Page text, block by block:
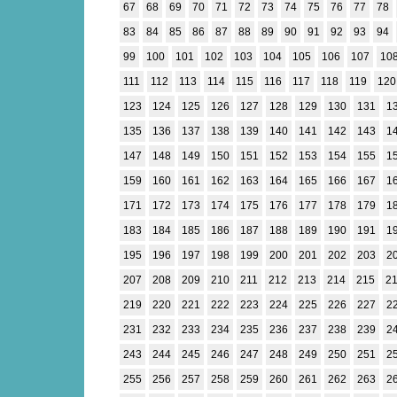
67
68 69 70 71 72 73 74 75 76 77
78
83
84 85 86 87 88 89 90 91 92 93
94
99
100 101 102 103 104 105 106 107
111
112 113 114 115 116 117 118 119
120
123
124 125 126 127 128 129 130 131
135
136 137 138 139 140 141 142 143
147
148 149 150 151 152 153 154 155
159
160 161 162 163 164 165 166 167
171
172 173 174 175 176 177 178 179
183
184 185 186 187 188 189 190 191
195
196 197 198 199 200 201 202 203
207
208 209 210 211 212 213 214 215
219
220 221 222 223 224 225 226 227
231
232 233 234 235 236 237 238 239
243
244 245 246 247 248 249 250 251
255
256 257 258 259 260 261 262 263